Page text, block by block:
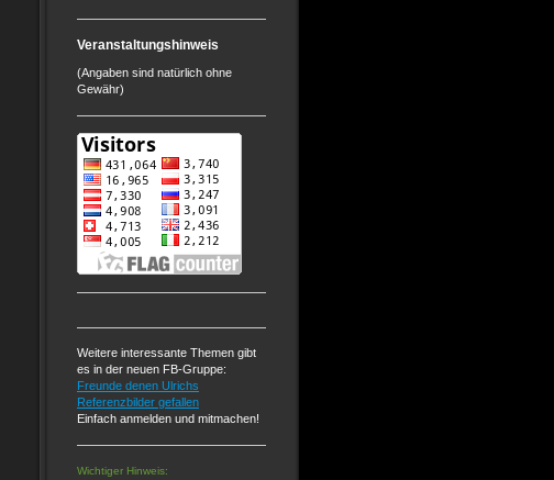
Veranstaltungshinweis
(Angaben sind natürlich ohne
Gewähr)
Weitere interessante Themen gibt
es in der neuen FB-Gruppe:
Freunde denen Ulrichs
Referenzbilder gefallen
Einfach anmelden und mitmachen!
Wichtiger Hinweis: